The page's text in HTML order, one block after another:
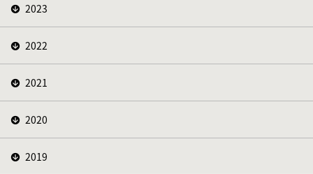
2023
2022
2021
2020
2019